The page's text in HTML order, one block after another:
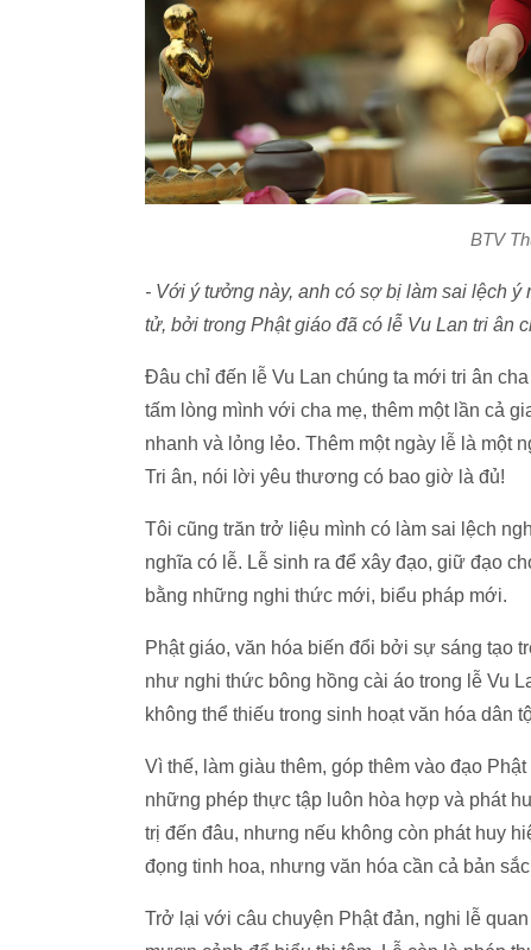
BTV
- Với ý tưởng này, anh có sợ bị làm sai lệch ý
tử, bởi trong Phật giáo đã có lễ Vu Lan tri ân
Đâu chỉ đến lễ Vu Lan chúng ta mới tri ân
tấm lòng mình với cha mẹ, thêm một lần cả
nhanh và lỏng lẻo. Thêm một ngày lễ là một
Tri ân, nói lời yêu thương có bao giờ là đủ!
Tôi cũng trăn trở liệu mình có làm sai lệch
nghĩa có lễ. Lễ sinh ra để xây đạo, giữ đạo
bằng những nghi thức mới, biểu pháp mới.
Phật giáo, văn hóa biến đổi bởi sự sáng tạo
như nghi thức bông hồng cài áo trong lễ Vu
không thể thiếu trong sinh hoạt văn hóa dân
Vì thế, làm giàu thêm, góp thêm vào đạo
những phép thực tập luôn hòa hợp và phát
trị đến đâu, nhưng nếu không còn phát huy
đọng tinh hoa, nhưng văn hóa cần cả bản
Trở lại với câu chuyện Phật đản, nghi lễ